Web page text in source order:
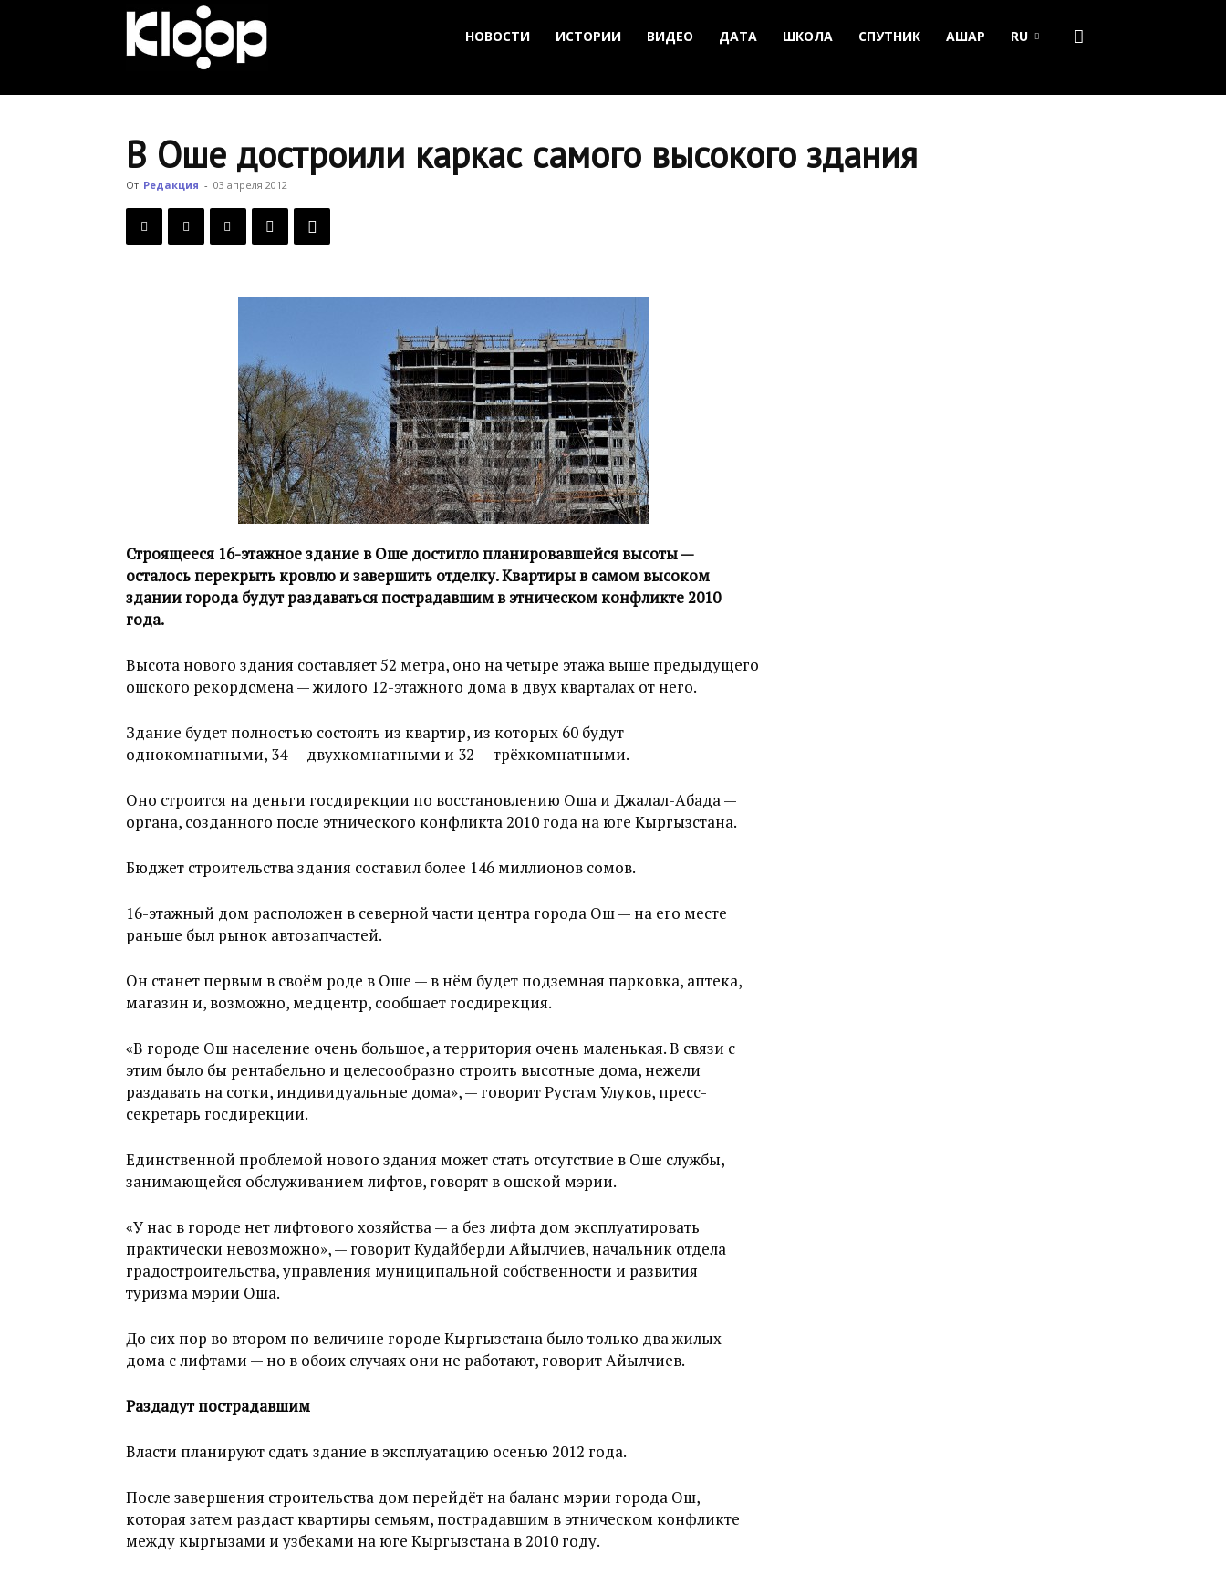
Новости
НОВОСТИ ИСТОРИИ ВИДЕО ДАТА ШКОЛА СПУТНИК АШАР RU
В Оше достроили каркас самого высокого здания
От Редакция - 03 апреля 2012
Строящееся 16-этажное здание в Оше достигло планировавшейся высоты —
осталось перекрыть кровлю и завершить отделку. Квартиры в самом высоком
здании города будут раздаваться пострадавшим в этническом конфликте 2010
года.
Высота нового здания составляет 52 метра, оно на четыре этажа выше предыдущего
ошского рекордсмена — жилого 12-этажного дома в двух кварталах от него.
Здание будет полностью состоять из квартир, из которых 60 будут
однокомнатными, 34 — двухкомнатными и 32 — трёхкомнатными.
Оно строится на деньги госдирекции по восстановлению Оша и Джалал-Абада —
органа, созданного после этнического конфликта 2010 года на юге Кыргызстана.
Бюджет строительства здания составил более 146 миллионов сомов.
16-этажный дом расположен в северной части центра города Ош — на его месте
раньше был рынок автозапчастей.
Он станет первым в своём роде в Оше — в нём будет подземная парковка, аптека,
магазин и, возможно, медцентр, сообщает госдирекция.
«В городе Ош население очень большое, а территория очень маленькая. В связи с
этим было бы рентабельно и целесообразно строить высотные дома, нежели
раздавать на сотки, индивидуальные дома», — говорит Рустам Улуков, пресс-
секретарь госдирекции.
Единственной проблемой нового здания может стать отсутствие в Оше службы,
занимающейся обслуживанием лифтов, говорят в ошской мэрии.
«У нас в городе нет лифтового хозяйства — а без лифта дом эксплуатировать
практически невозможно», — говорит Кудайберди Айылчиев, начальник отдела
градостроительства, управления муниципальной собственности и развития
туризма мэрии Оша.
До сих пор во втором по величине городе Кыргызстана было только два жилых
дома с лифтами — но в обоих случаях они не работают, говорит Айылчиев.
Раздадут пострадавшим
Власти планируют сдать здание в эксплуатацию осенью 2012 года.
После завершения строительства дом перейдёт на баланс мэрии города Ош,
которая затем раздаст квартиры семьям, пострадавшим в этническом конфликте
между кыргызами и узбеками на юге Кыргызстана в 2010 году.